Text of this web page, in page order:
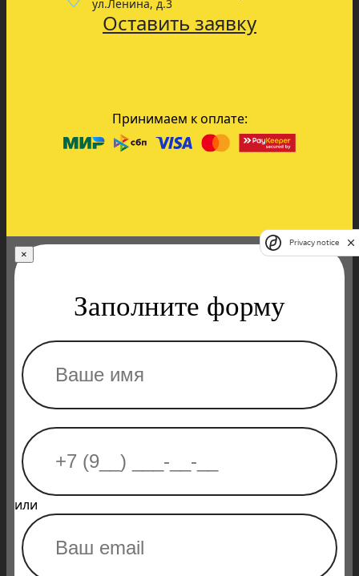
ул.Ленина, д.3
Оставить заявку
Принимаем к оплате:
×
Заполните форму
или
Privacy notice